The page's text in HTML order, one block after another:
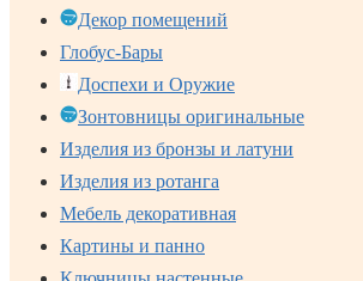
Декор помещений
Глобус-Бары
Доспехи и Оружие
Зонтовницы оригинальные
Изделия из бронзы и латуни
Изделия из ротанга
Мебель декоративная
Картины и панно